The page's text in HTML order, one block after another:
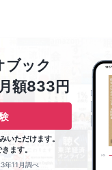
ブック
額833円
ただけます。
ます。
年11月調べ